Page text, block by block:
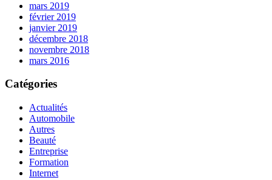
mars 2019
février 2019
janvier 2019
décembre 2018
novembre 2018
mars 2016
Catégories
Actualités
Automobile
Autres
Beauté
Entreprise
Formation
Internet